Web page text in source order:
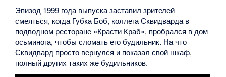
Эпизод 1999 года выпуска заставил зрителей
смеяться, когда Губка Боб, коллега Сквидварда в
подводном ресторане «Красти Краб», пробрался в дом
осьминога, чтобы сломать его будильник. На что
Сквидвард просто вернулся и показал свой шкаф,
полный других таких же будильников.